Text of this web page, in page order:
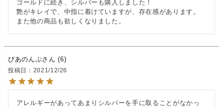
ゴールドに続き、シルバーも購入しました！
艶がキレイで、中指に着けていますが、存在感があります。
また他の商品も欲しくなりました。
ぴあのんぷ 6
投稿日 2021/12/26
アレルギーがあってあまりシルバーを手に取ることがなかっ